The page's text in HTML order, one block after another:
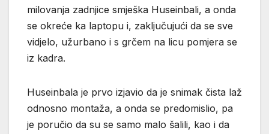
milovanja zadnjice smješka Huseinbali, a onda
se okreće ka laptopu i, zaključujući da se sve
vidjelo, užurbano i s grčem na licu pomjera se
iz kadra.
Huseinbala je prvo izjavio da je snimak čista laž
odnosno montaža, a onda se predomislio, pa
je poručio da su se samo malo šalili, kao i da